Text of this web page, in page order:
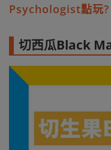
Psychologist點玩?
切西瓜Black